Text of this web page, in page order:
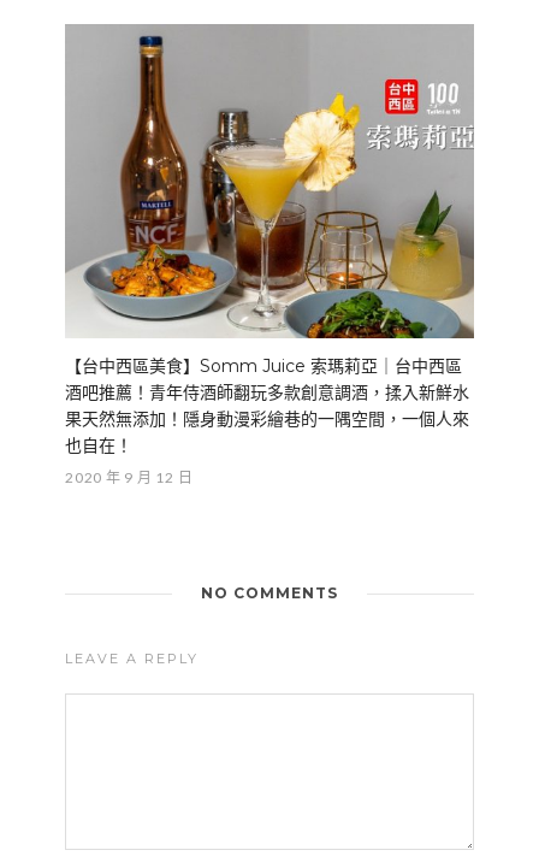
【台中西區美食】Somm Juice 索瑪莉亞｜台中西區
酒吧推薦！青年侍酒師翻玩多款創意調酒，揉入新鮮水
果天然無添加！隱身動漫彩繪巷的一隅空間，一個人來
也自在！
2020 年 9 月 12 日
NO COMMENTS
LEAVE A REPLY